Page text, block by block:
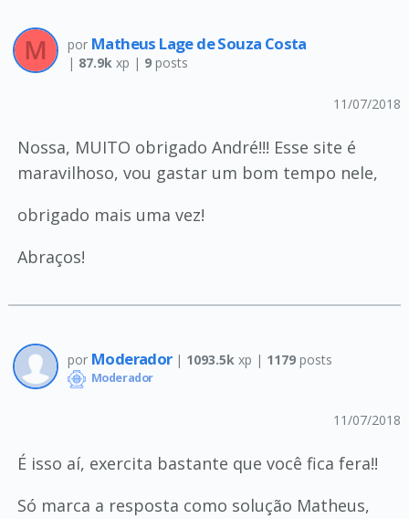
por Matheus Lage de Souza Costa
| 87.9kxp | 9posts
11/07/2018
Nossa, MUITO obrigado André!!! Esse site é
maravilhoso, vou gastar um bom tempo nele,
obrigado mais uma vez!
Abraços!
por Moderador | 1093.5k xp | 1179posts
Moderador
11/07/2018
É isso aí, exercita bastante que você fica fera!!
Só marca a resposta como solução Matheus,